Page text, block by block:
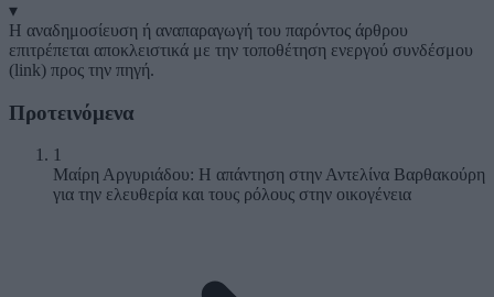
▾
Η αναδημοσίευση ή αναπαραγωγή του παρόντος άρθρου
επιτρέπεται αποκλειστικά με την τοποθέτηση ενεργού συνδέσμου
(link) προς την πηγή.
Προτεινόμενα
1
Μαίρη Αργυριάδου: Η απάντηση στην Αντελίνα Βαρθακούρη
για την ελευθερία και τους ρόλους στην οικογένεια